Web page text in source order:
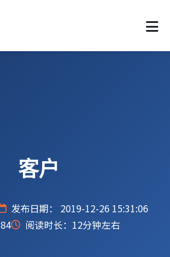
客户
发布日期： 2019-12-26 15:31:06
84 阅读时长：12分钟左右